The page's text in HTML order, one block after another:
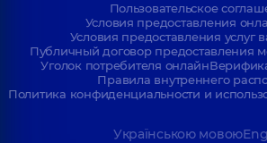
Пользовательское
Условия предоставления
Условия предоставления услуг
Публичный договор предоставления
Уголок потребителя онлайн
Правила внутреннего
Политика конфиденциальности и
Українською мовою